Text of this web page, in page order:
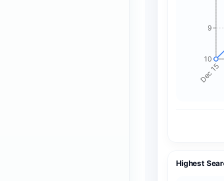
Dec 15
9
10
Highest